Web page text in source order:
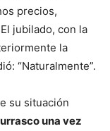
precios,
jubilado, con la
la
“Naturalmente”.
su situación
una vez